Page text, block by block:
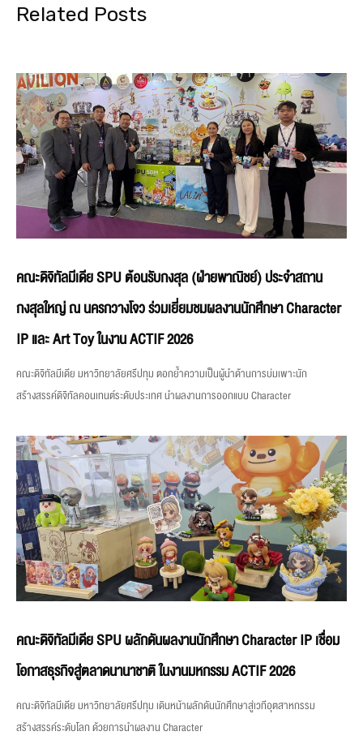
Related Posts
คณะดิจิทัลมีเดีย SPU ต้อนรับกงสุล (ฝ่ายพาณิชย์) ประจำสถาน
กงสุลใหญ่ ณ นครกวางโจว ร่วมเยี่ยมชมผลงานนักศึกษา Character
IP และ Art Toy ในงาน ACTIF 2026
คณะดิจิทัลมีเดีย มหาวิทยาลัยศรีปทุม ตอกย้ำความเป็นผู้นำด้านการบ่มเพาะนัก
สร้างสรรค์ดิจิทัลคอนเทนต์ระดับประเทศ นำผลงานการออกแบบ Character
คณะดิจิทัลมีเดีย SPU ผลักดันผลงานนักศึกษา Character IP เชื่อม
โอกาสธุรกิจสู่ตลาดนานาชาติ ในงานมหกรรม ACTIF 2026
คณะดิจิทัลมีเดีย มหาวิทยาลัยศรีปทุม เดินหน้าผลักดันนักศึกษาสู่เวทีอุตสาหกรรม
สร้างสรรค์ระดับโลก ด้วยการนำผลงาน Character